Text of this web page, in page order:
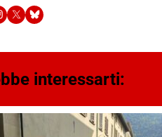
interessarti: